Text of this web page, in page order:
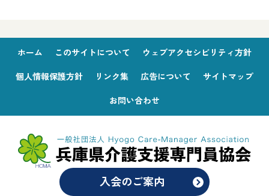
ホーム このサイトについて ウェブアクセシビリティ方針
個人情報保護方針 リンク集 広告について サイトマップ
お問い合わせ
入会のご案内